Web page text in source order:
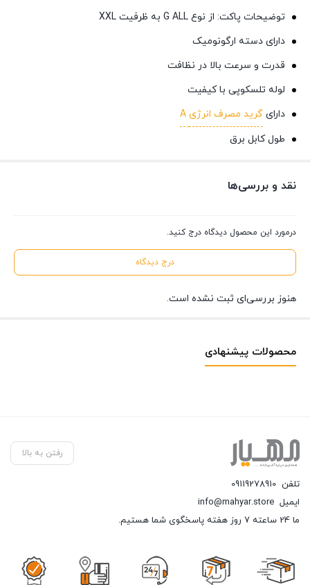
توضیحات پاکت: از نوع G ALL به ظرفیت XXL
دارای دسته ارگونومیک
قدرت و سرعت بالا در نظافت
لوله تلسکوپی با کیفیت
دارای گرید مصرف انرژی
طول کابل برق
نقد و بررسی‌ها
درمورد این محصول دیدگاه درج کنید.
درج دیدگاه
هنوز بررسی‌ای ثبت نشده است.
محصولات پیشنهادی
رفتن به بالا
تلفن 09119278910
ایمیل info@mahyar.store
ما 24 ساعته 7 روز هفته پاسخگوی شما هستیم.